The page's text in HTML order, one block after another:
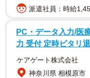
「席をずれるだけなら
「心が狭い」という「
席がいいなら、なぜ予
派遣社員：時給
PC・データ入力/医
力 受付 定時ピタリ
ケアゲート株式会社
神奈川県 相模原市